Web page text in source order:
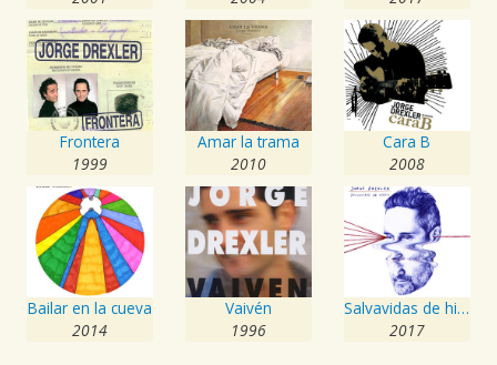
Frontera
1999
Amar la trama
2010
Cara B
2008
Bailar en la cueva
2014
Vaivén
1996
Salvavidas de hielo
2017